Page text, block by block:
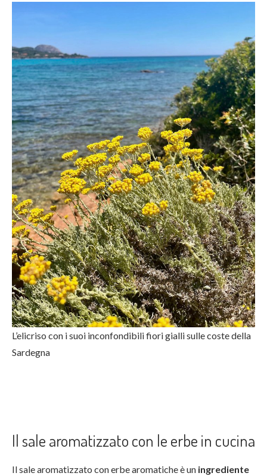
L’elicriso con i suoi inconfondibili fiori gialli sulle coste della
Sardegna
Il sale aromatizzato con le erbe in cucina
Il sale aromatizzato con erbe aromatiche è un ingrediente